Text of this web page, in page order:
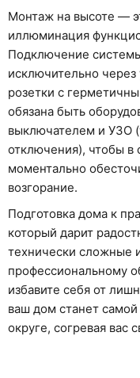
Монтаж на высоте —
иллюминация
Подключение
исключительно
розетки с
обязана быть
выключателем и УЗО
отключения), чтобы в
моментально
возгорание.
Подготовка дома к
который дарит
технически сложные
профессиональному
избавите себя от
ваш дом станет
округе, согревая вас